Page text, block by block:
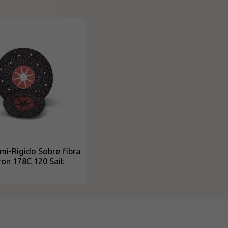
Rigido Sobre fibra
178C 120 Sait